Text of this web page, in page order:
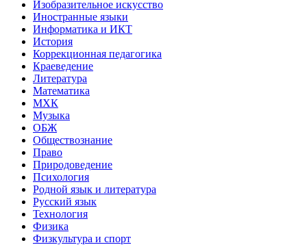
Изобразительное искусство
Иностранные языки
Информатика и ИКТ
История
Коррекционная педагогика
Краеведение
Литература
Математика
МХК
Музыка
ОБЖ
Обществознание
Право
Природоведение
Психология
Родной язык и литература
Русский язык
Технология
Физика
Физкультура и спорт